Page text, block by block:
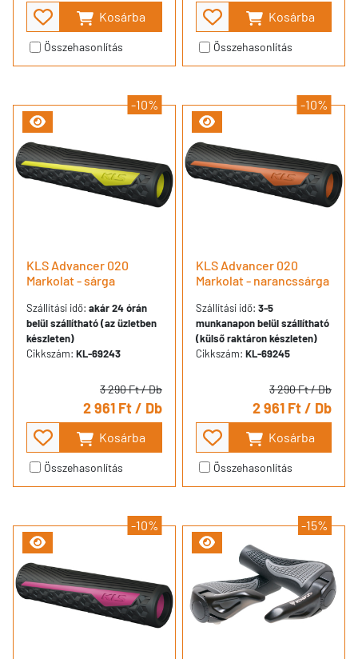
Kosárba
Összehasonlítás
Kosárba
Összehasonlítás
-10%
KLS Advancer 020
Markolat - sárga
Szállítási idő: akár 24 órán
belül szállítható (az üzletben
készleten)
Cikkszám: KL-69243
3 290 Ft/ Db
2 961 Ft/ Db
Kosárba
Összehasonlítás
-10%
KLS Advancer 020
Markolat - narancssárga
Szállítási idő: 3-5
munkanapon belül szállítható
(külső raktáron készleten)
Cikkszám: KL-69245
3 290 Ft/ Db
2 961 Ft/ Db
Kosárba
Összehasonlítás
-10% -15%